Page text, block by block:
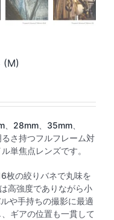
(M)
、 28mm、 35mm、
さ持つフルフレーム対
単焦点レンズです。
枚の絞りバネで丸味を
高強度でありながら小
や手持ちの撮影に最適
ギアの位置も一貫して